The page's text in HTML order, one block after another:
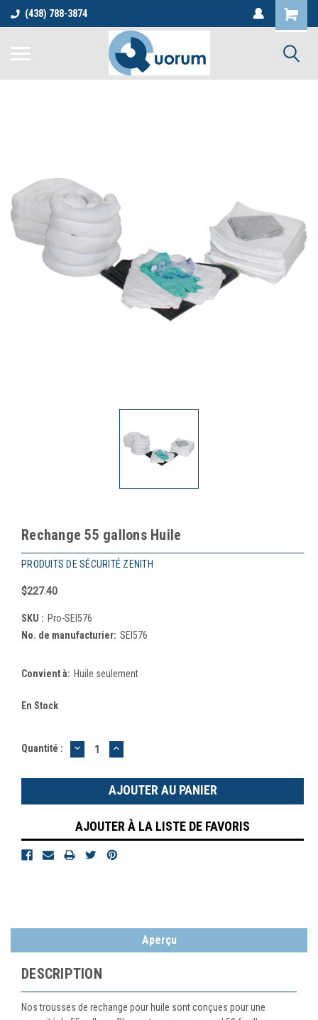
(438) 788-3874
Rechange 55 gallons Huile
PRODUITS DE SÉCURITÉ ZENITH
$227.40
SKU : Pro-SEI576
No. de manufacturier: SEI576
Convient à: Huile seulement
En Stock
Quantité : DIMINUER
LA
:
AUGMENTER
LA
:
AJOUTER À LA LISTE DE FAVORIS
Aperçu
DESCRIPTION
Nos trousses de rechange pour huile sont conçues pour une